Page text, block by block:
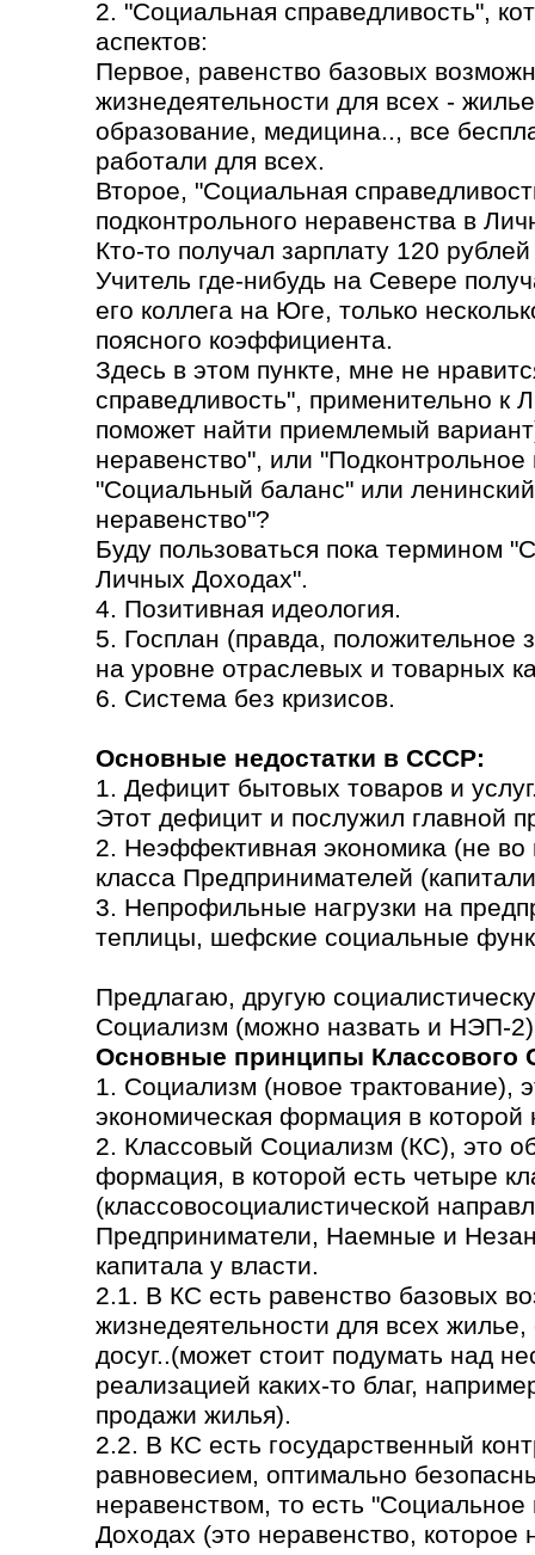
2. "Социальная справедливость",
аспектов:
Первое, равенство базовых
жизнедеятельности для всех -
образование, медицина.., все
работали для всех.
Второе, "Социальная
подконтрольного неравенства в
Кто-то получал зарплату 120
Учитель где-нибудь на Севере
его коллега на Юге, только
поясного коэффициента.
Здесь в этом пункте, мне не
справедливость", применительно к
поможет найти приемлемый
неравенство", или
"Социальный баланс" или
неравенство"?
Буду пользоваться пока термином
Личных Доходах".
4. Позитивная идеология.
5. Госплан (правда, положительное
на уровне отраслевых и товарных
6. Система без кризисов.
Основные недостатки в СССР:
1. Дефицит бытовых товаров и
Этот дефицит и послужил главной
2. Неэффективная экономика (не во
класса Предпринимателей
3. Непрофильные нагрузки на
теплицы, шефские социальные
Предлагаю, другую
Социализм (можно назвать и НЭП-
Основные принципы Классового
1. Социализм (новое трактование),
экономическая формация в которой
2. Классовый Социализм (КС), это
формация, в которой есть четыре
(классовосоциалистической
Предприниматели, Наемные и
капитала у власти.
2.1. В КС есть равенство базовых
жизнедеятельности для всех
досуг..(может стоит подумать над
реализацией каких-то благ,
продажи жилья).
2.2. В КС есть государственный
равновесием, оптимально
неравенством, то есть
Доходах (это неравенство,